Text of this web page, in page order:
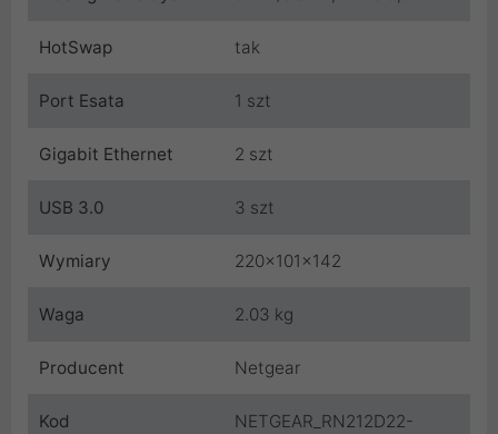
HotSwap tak
Port Esata 1 szt
Gigabit Ethernet 2 szt
USB 3.0 3 szt
Wymiary 220x101x142
Waga 2.03 kg
Producent Netgear
Kod
NETGEAR_RN212D22-